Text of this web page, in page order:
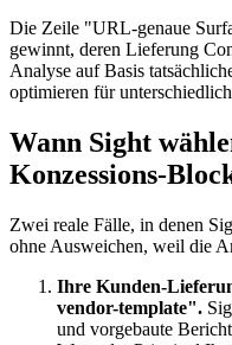
Die Zeile "URL-genaue
gewinnt, deren Lieferung
Analyse auf Basis
optimieren für
Wann Sight
Konzessions-
Zwei reale Fälle, in denen
ohne Ausweichen, weil die
Ihre Kunden-
vendor-template".
und vorgebaute